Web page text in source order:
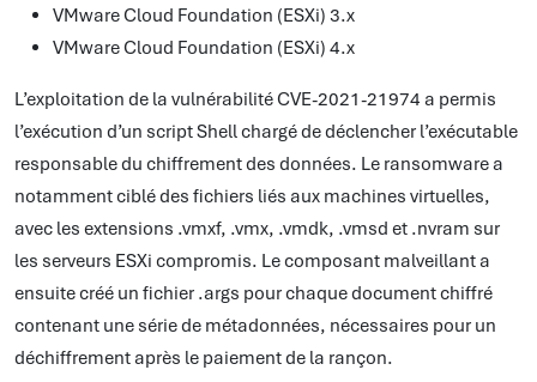
VMware Cloud Foundation (ESXi) 3.x
VMware Cloud Foundation (ESXi) 4.x
L’exploitation de la vulnérabilité CVE-2021-21974 a permis
l’exécution d’un script Shell chargé de déclencher l’exécutable
responsable du chiffrement des données. Le ransomware a
notamment ciblé des fichiers liés aux machines virtuelles,
avec les extensions .vmxf, .vmx, .vmdk, .vmsd et .nvram sur
les serveurs ESXi compromis. Le composant malveillant a
ensuite créé un fichier .args pour chaque document chiffré
contenant une série de métadonnées, nécessaires pour un
déchiffrement après le paiement de la rançon.